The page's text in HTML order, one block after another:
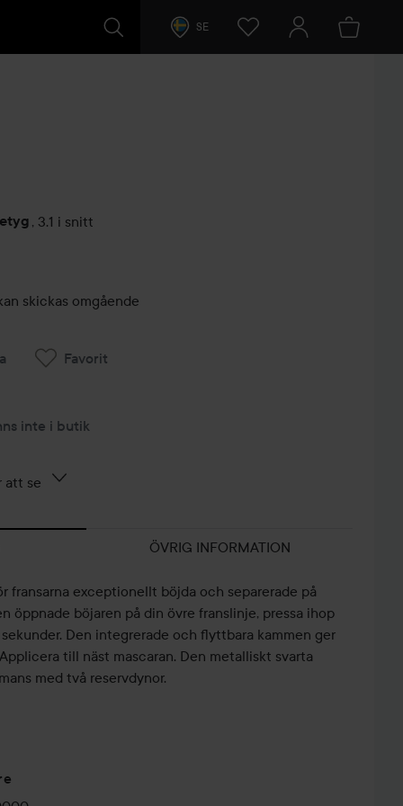
SE
, 3.1 i snitt
skickas omgående
Favorit
inte i butik
att se
ÖVRIG INFORMATION
fransarna exceptionellt böjda och separerade på
öppnade böjaren på din övre franslinje, pressa ihop
Den integrerade och flyttbara kammen ger
till näst mascaran. Den metalliskt svarta
med två reservdynor.